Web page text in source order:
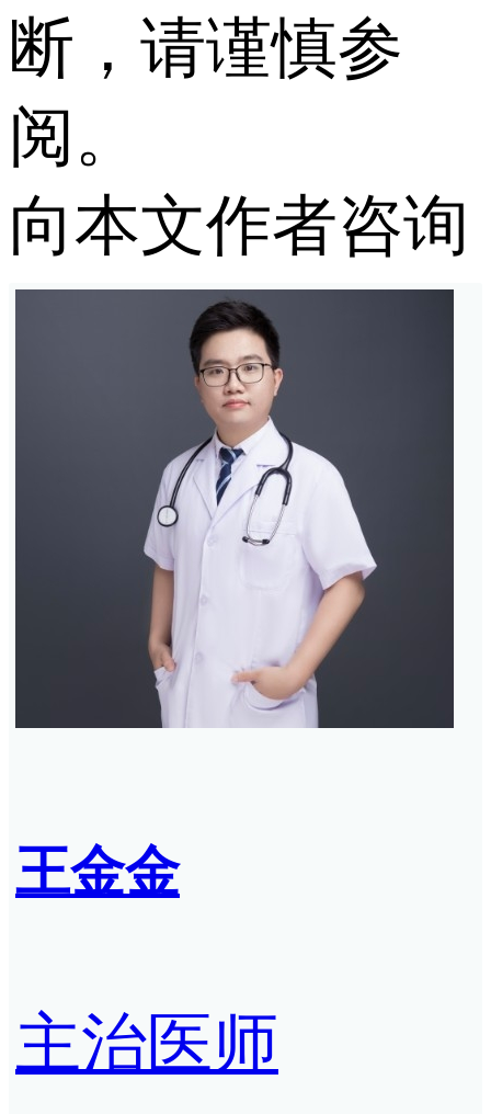
断，请谨慎参
阅。
向本文作者咨询
王金金
主治医师